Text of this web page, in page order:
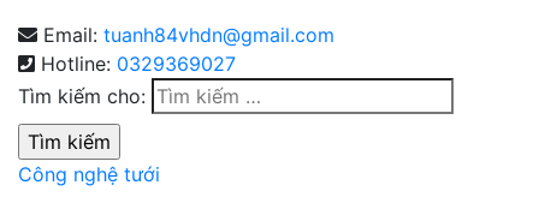
Email: tuanh84vhdn@gmail.com
Hotline: 0329369027
Tìm kiếm cho:
Công nghệ tưới